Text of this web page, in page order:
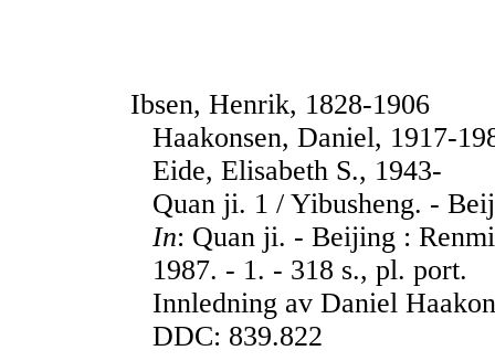
Ibsen, Henrik, 1828-1906
Haakonsen, Daniel, 1917-
Eide, Elisabeth S., 1943-
Quan ji. 1 / Yibusheng. -
In: Quan ji. - Beijing :
1987. - 1. - 318 s., pl. port.
Innledning av Daniel
DDC: 839.822